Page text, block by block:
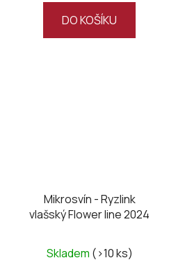
DO KOŠÍKU
Mikrosvín - Ryzlink
vlašský Flower line 2024
Skladem (>10 ks)